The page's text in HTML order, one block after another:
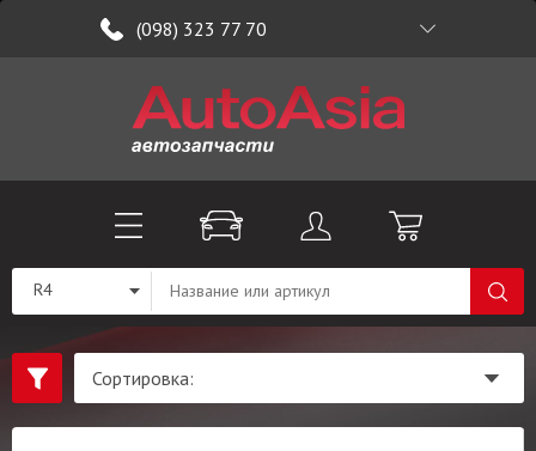
(098) 323 77 70
R4